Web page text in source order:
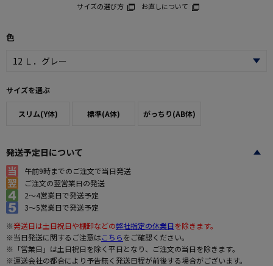
サイズの選び方 お直しについて
色
サイズを選ぶ
スリム(Y体) 標準(A体) がっちり(AB体)
発送予定日について
午前9時までのご注文で当日発送
ご注文の翌営業日の発送
2～4営業日で発送予定
3～5営業日で発送予定
※発送日は土日祝日や棚卸などの弊社指定の休業日を除きます。
※当日発送に関するご注意はこちらをご確認ください。
※「営業日」は土日祝日を除く平日となり、ご注文の当日を除きます。
※運送会社の都合により予告無く発送日程が前後する場合がございます。